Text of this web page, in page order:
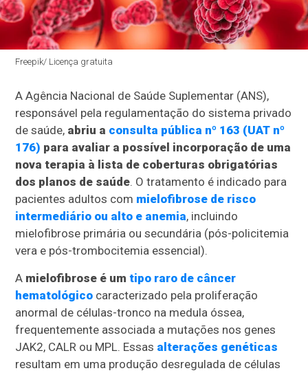
Freepik/ Licença gratuita
A Agência Nacional de Saúde Suplementar (ANS),
responsável pela regulamentação do sistema privado
de saúde, abriu a consulta pública nº 163 (UAT nº
176) para avaliar a possível incorporação de uma
nova terapia à lista de coberturas obrigatórias
dos planos de saúde. O tratamento é indicado para
pacientes adultos com mielofibrose de risco
intermediário ou alto e anemia, incluindo
mielofibrose primária ou secundária (pós-policitemia
vera e pós-trombocitemia essencial).
A mielofibrose é umtipo raro de câncer
hematológico caracterizado pela proliferação
anormal de células-tronco na medula óssea,
frequentemente associada a mutações nos genes
JAK2, CALR ou MPL. Essas alterações genéticas
resultam em uma produção desregulada de células